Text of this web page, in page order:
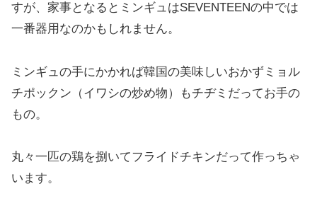
すが、家事となるとミンギュはSEVENTEENの中では
一番器用なのかもしれません。
ミンギュの手にかかれば韓国の美味しいおかずミョル
チポックン（イワシの炒め物）もチヂミだってお手の
もの。
丸々一匹の鶏を捌いてフライドチキンだって作っちゃ
います。